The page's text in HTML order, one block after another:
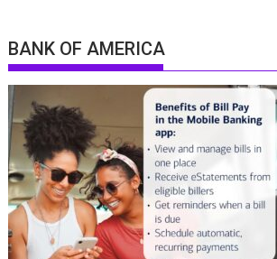
BANK OF AMERICA